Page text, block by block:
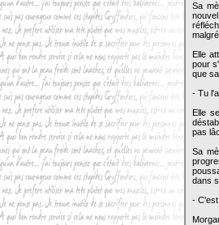
Sa
Elle
pour
que
- Tu
Elle
pas
Sa
dans
-